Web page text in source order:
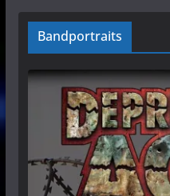
Bandportraits